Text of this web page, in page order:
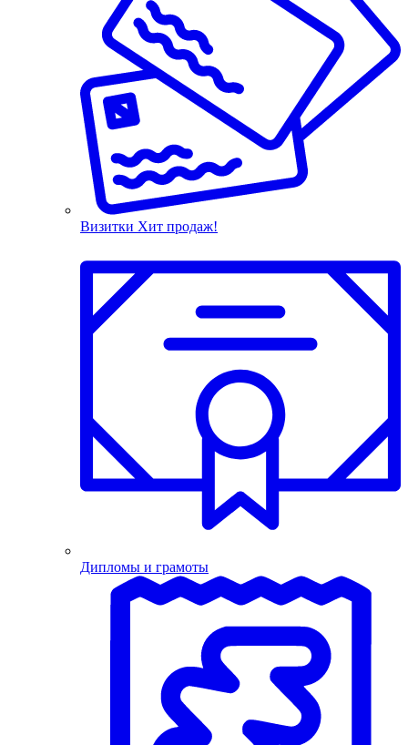
Визитки Хит продаж!
Дипломы и грамоты